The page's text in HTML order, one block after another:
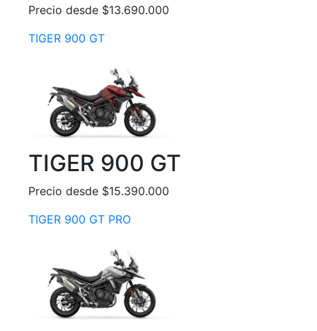
Precio desde $13.690.000
TIGER 900 GT
TIGER 900 GT
Precio desde $15.390.000
TIGER 900 GT PRO